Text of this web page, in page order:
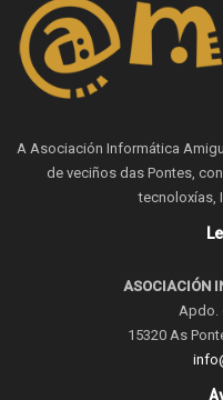
A Asociación Informática
de veciños das Pontes,
tecnoloxías,
ASOCIACIÓN
Apdo.
15320 As